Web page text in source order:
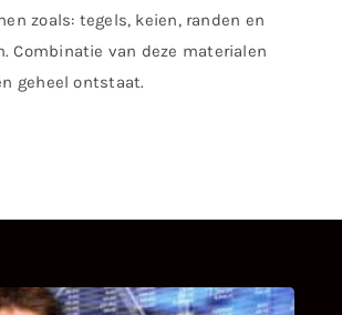
zoals: tegels, keien, randen en
Combinatie van deze materialen
geheel ontstaat.